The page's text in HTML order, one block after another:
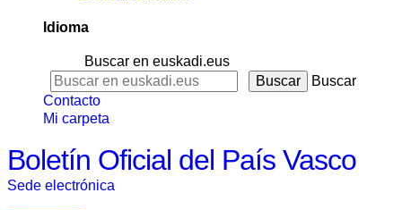
Idioma
Buscar en euskadi.eus
Buscar
Contacto
Mi carpeta
Boletín Oficial del País Vasco
Sede electrónica